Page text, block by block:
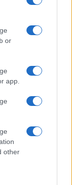
or
app.
other
o